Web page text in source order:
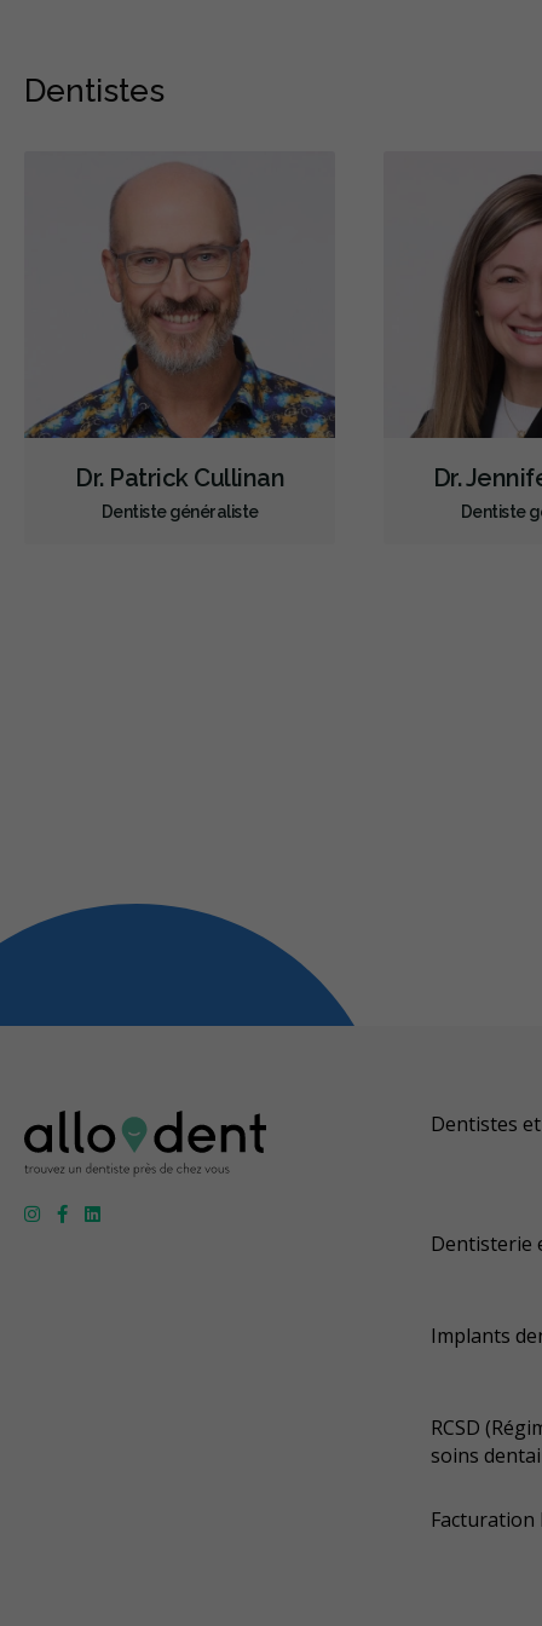
Dentistes
Dr. Patrick Cullinan
Dentiste généraliste
Dr.
Dentiste
Dentistes
Dentisterie
Implants
RCSD
soins
Facturation